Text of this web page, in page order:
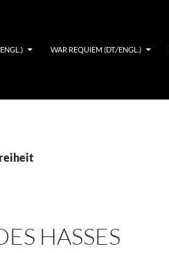
WAR REQUIEM (DT./ENGL.)
HASSES